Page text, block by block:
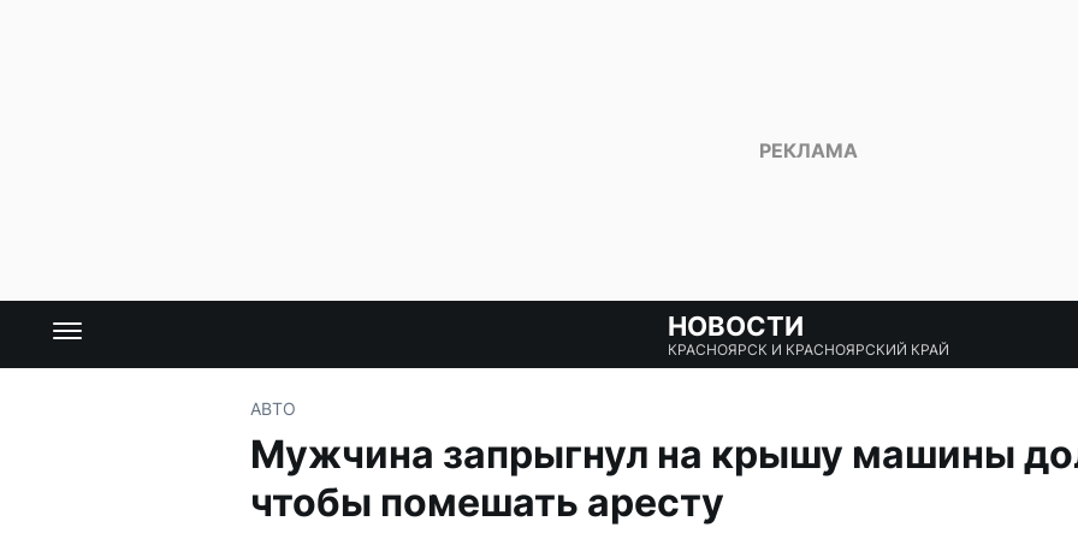
НОВОСТИ
КРАСНОЯРСК И КРАСНОЯРСКИЙ КРАЙ
АВТО
Мужчина запрыгнул на крышу машины
чтобы помешать аресту